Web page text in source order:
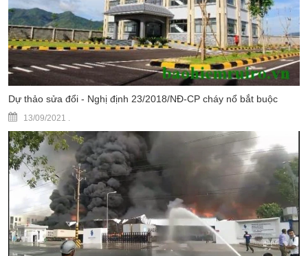
Dự thảo sửa đổi - Nghị định 23/2018/NĐ-CP cháy nổ bắt buộc
13/09/2021 .